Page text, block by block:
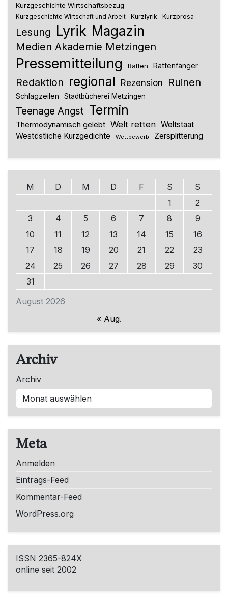
Kurzgeschichte Wirtschaftsbezug
Kurzgeschichte Wirtschaft und Arbeit Kurzlyrik Kurzprosa
Lesung Lyrik Magazin
Medien Akademie Metzingen
Pressemitteilung Ratten Rattenfänger
Redaktion regional Rezension Ruinen
Schlagzeilen Stadtbücherei Metzingen
Teenage Angst Termin
Thermodynamisch gelebt Welt retten Weltstaat
Westöstliche Kurzgedichte
Wettbewerb Zersplitterung
August 2026
M D M D F S
S
1
2
3
4 5 6 7 8
9
10
11 12 13 14 15
16
17
18 19 20 21 22
23
24
25 26 27 28 29
30
31
« Aug.
Archiv
Archiv
Meta
Anmelden
Eintrags-Feed
Kommentar-Feed
WordPress.org
ISSN 2365-824X
online seit 2002